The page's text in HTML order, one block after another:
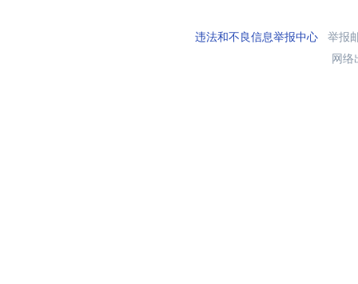
违法和不良信息举报中心举报
网